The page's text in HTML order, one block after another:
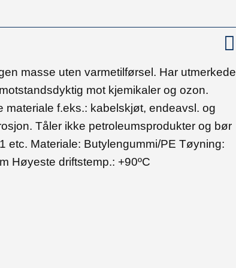
masse uten varmetilførsel. Har utmerkede
mot kjemikaler og ozon.
materiale f.eks.: kabelskjøt, endeavsl. og
Tåler ikke petroleumsprodukter og bør
etc. Materiale: Butylengummi/PE Tøyning:
Høyeste driftstemp.: +90ºC